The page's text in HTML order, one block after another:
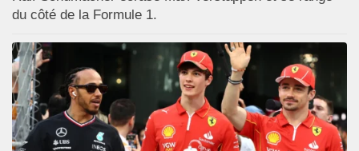
du côté de la Formule 1.